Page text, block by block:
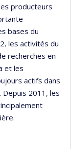
producteurs
bases du
les activités du
recherches en
et les
actifs dans
Depuis 2011, les